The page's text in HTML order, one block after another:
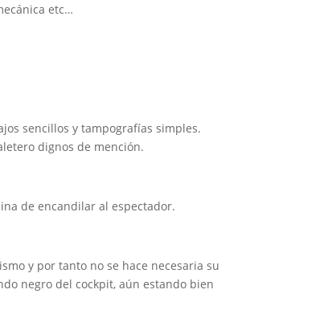
etc…
sencillos y tampografías simples.
dignos de mención.
de encandilar al espectador.
y por tanto no se hace necesaria su
negro del cockpit, aún estando bien